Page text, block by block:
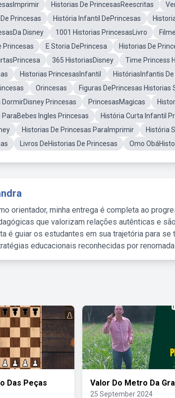
Historias De PrincesasReescritas
Princesas
História Infantil DePrincesas
Disney
1001 Historias PrincesasLivro
Princesas
E Storia DePrincesa Historias De
365 HistoriasDisney Time Princess
Historias PrincesasInfantil HistóriasInfantis
Orincesas Figuras DePrincesas Historias
Princesas
PrincesasMagicas
ParaBebes Ingles Princesas
História Curta Infantil
Historias De Princesas ParaImprimir História
Livros DeHistorias De Princesas Omo
orientador, minha entrega é completa ao
que valorizam relações autênticas e
é guiar os estudantes em sua trajetória para
educacionais reconhecidas por
Das Peças Valor Do Metro Da
25 September 2024